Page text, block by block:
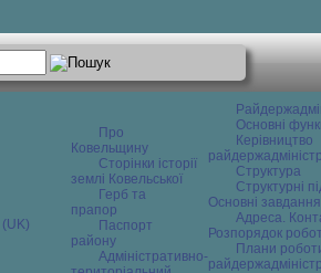
Про
Ковельщину
Сторінки історії
землі Ковельської
Герб та
прапор
Паспорт
району
Адміністративно-
Основні
Керівництво
Структура
Структурні
Основні завдання
Адреса.
Розпорядок
Плани